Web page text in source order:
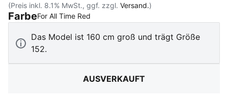
(Preis inkl. 8.1% MwSt., ggf. zzgl. Versand.)
FarbeFor All Time Red
Das Model ist 160 cm groß und trägt Größe
152.
AUSVERKAUFT